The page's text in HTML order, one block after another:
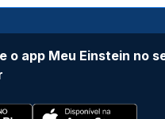
o app Meu Einstein no